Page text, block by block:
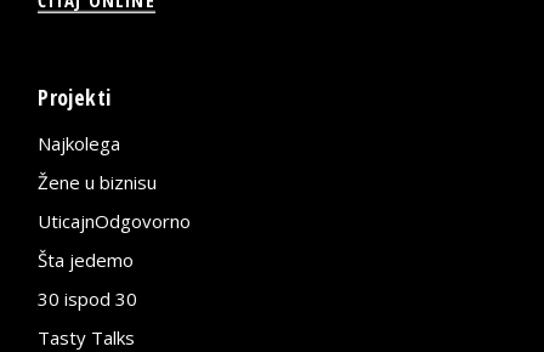
Projekti
Najkolega
Žene u biznisu
UticajnOdgovorno
Šta jedemo
30 ispod 30
Tasty Talks